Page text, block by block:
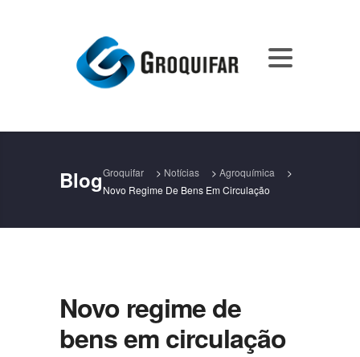
BlogGroquifar > Notícias > Agroquímica
>
Novo Regime De Bens Em Circulação
Novo regime de
bens em circulação